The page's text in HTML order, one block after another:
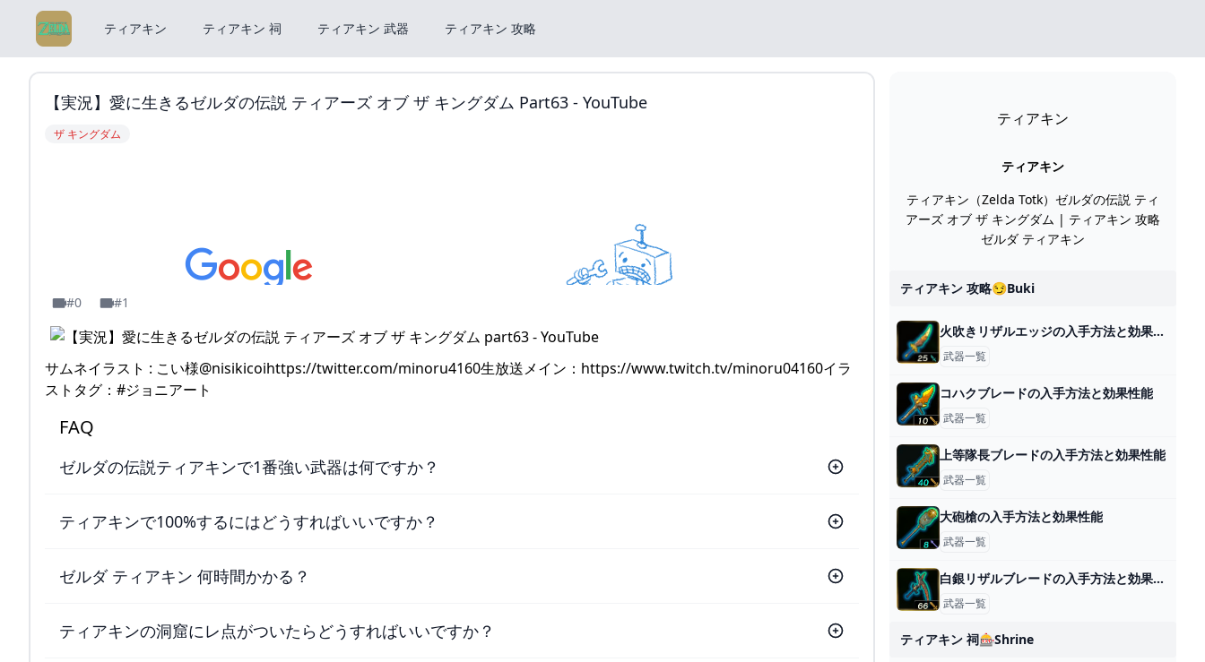
ティアキン ティアキン 祠 ティアキン 武器 ティアキン 攻略
【実況】愛に生きるゼルダの伝説 ティアーズ オブ ザ キングダム Part63 - YouTube
ザ キングダム
#0 #1
サムネイラスト : こい様@nisikicoihttps://twitter.com/minoru4160生放送メイン：https://www.twitch.tv/minoru04160イラ
ストタグ：#ジョニアート
FAQ
ゼルダの伝説ティアキンで1番強い武器は何ですか？
ティアキンで100%するにはどうすればいいですか？
ゼルダ ティアキン 何時間かかる？
ティアキンの洞窟にレ点がついたらどうすればいいですか？
ティアキン
ティアキン
ティアキン（Zelda Totk）ゼルダの伝説 ティ
アーズ オブ ザ キングダム | ティアキン 攻略
ゼルダ ティアキン
ティアキン 攻略😏buki
火吹きリザルエッジの入手方法と効果性能
武器一覧
コハクブレードの入手方法と効果性能
武器一覧
上等隊長ブレードの入手方法と効果性能
武器一覧
大砲槍の入手方法と効果性能
武器一覧
白銀リザルブレードの入手方法と効果性能
武器一覧
ティアキン 祠🎰shrine